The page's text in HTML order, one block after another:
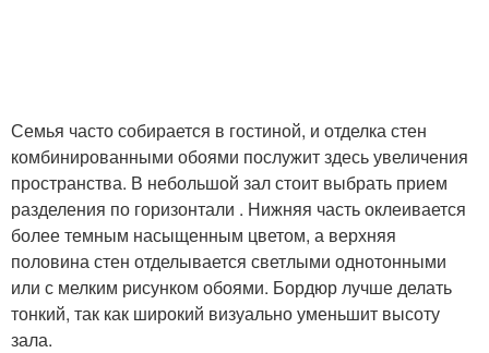
Семья часто собирается в гостиной, и отделка стен
комбинированными обоями послужит здесь увеличения
пространства. В небольшой зал стоит выбрать прием
разделения по горизонтали . Нижняя часть оклеивается
более темным насыщенным цветом, а верхняя
половина стен отделывается светлыми однотонными
или с мелким рисунком обоями. Бордюр лучше делать
тонкий, так как широкий визуально уменьшит высоту
зала.